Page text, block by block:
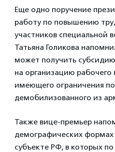
Еще одно поручение
работу по повышению
участников специальной
Татьяна Голикова
может получить
на организацию рабочего
имеющего ограничения
демобилизованного из
Также вице-премьер
демографических формах
субъекте РФ, в которых